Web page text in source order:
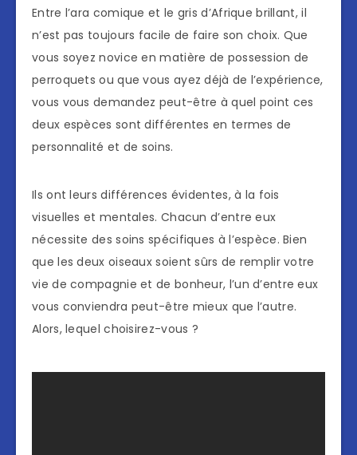
Entre l’ara comique et le gris d’Afrique brillant, il
n’est pas toujours facile de faire son choix. Que
vous soyez novice en matière de possession de
perroquets ou que vous ayez déjà de l’expérience,
vous vous demandez peut-être à quel point ces
deux espèces sont différentes en termes de
personnalité et de soins.
Ils ont leurs différences évidentes, à la fois
visuelles et mentales. Chacun d’entre eux
nécessite des soins spécifiques à l’espèce. Bien
que les deux oiseaux soient sûrs de remplir votre
vie de compagnie et de bonheur, l’un d’entre eux
vous conviendra peut-être mieux que l’autre.
Alors, lequel choisirez-vous ?